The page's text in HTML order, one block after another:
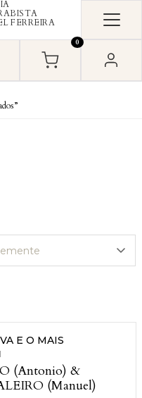
FERREIRA
0
E O MAIS
(Antonio) &
(Manuel)